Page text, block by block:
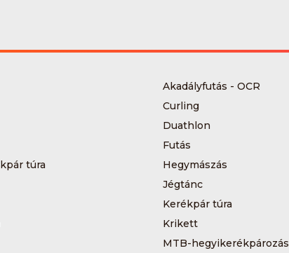
Akadályfutás - OCR
Curling
Duathlon
Futás
túra Hegymászás
Jégtánc
Kerékpár túra
Krikett
MTB-hegyikerékpározás